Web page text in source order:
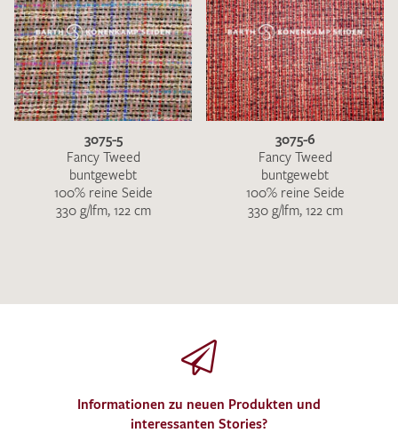
3075-5
Fancy Tweed
buntgewebt
100% reine Seide
330 g/lfm, 122 cm
3075-6
Fancy Tweed
buntgewebt
100% reine Seide
330 g/lfm, 122 cm
Informationen zu neuen Produkten und
interessanten Stories?